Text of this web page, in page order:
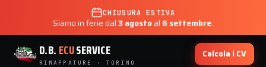
CHIUSURA ESTIVA
Siamo in ferie dal3 agostoal 6 settembre.
D.B. ECUSERVICE
RIMAPPATURE · TORINO
Calcola i CV